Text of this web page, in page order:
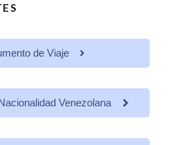
de Viaje
Venezolana